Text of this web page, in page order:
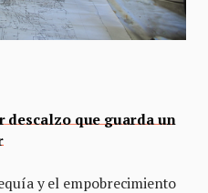
que guarda un
y el empobrecimiento